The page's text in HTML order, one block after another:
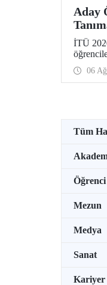
Aday
İTÜ
Günleri
ve
06
Tüm
Öğrenci
Mezun
Medya
Sanat
Kariyer